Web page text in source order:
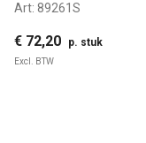
Art: 89261S
€ 72,20 p. stuk
Excl. BTW